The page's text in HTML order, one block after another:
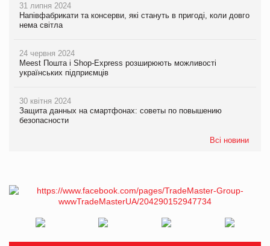
31 липня 2024
Напівфабрикати та консерви, які стануть в пригоді, коли довго
нема світла
24 червня 2024
Meest Пошта і Shop-Express розширюють можливості
українських підприємців
30 квітня 2024
Защита данных на смартфонах: советы по повышению
безопасности
Всі новини